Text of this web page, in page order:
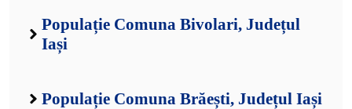
Populație Comuna Bivolari, Județul
Iași
Populație Comuna Brăești, Județul Iași